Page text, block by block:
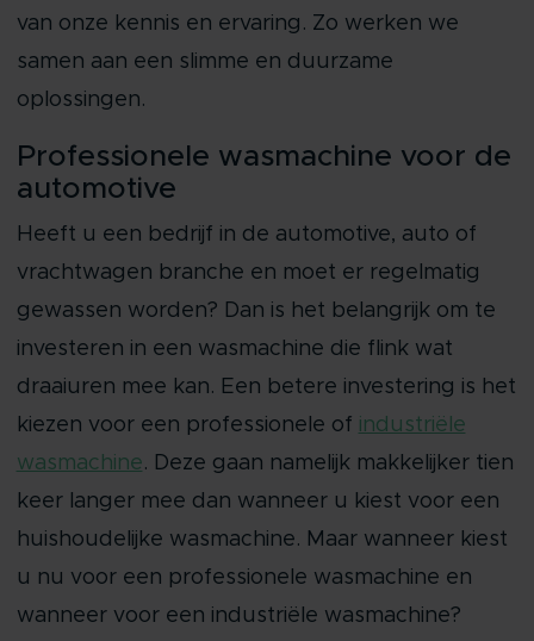
van onze kennis en ervaring. Zo werken we
samen aan een slimme en duurzame
oplossingen.
Professionele wasmachine voor de
automotive
Heeft u een bedrijf in de automotive, auto of
vrachtwagen branche en moet er regelmatig
gewassen worden? Dan is het belangrijk om te
investeren in een wasmachine die flink wat
draaiuren mee kan. Een betere investering is het
kiezen voor een professionele of industriële
wasmachine. Deze gaan namelijk makkelijker tien
keer langer mee dan wanneer u kiest voor een
huishoudelijke wasmachine. Maar wanneer kiest
u nu voor een professionele wasmachine en
wanneer voor een industriële wasmachine?